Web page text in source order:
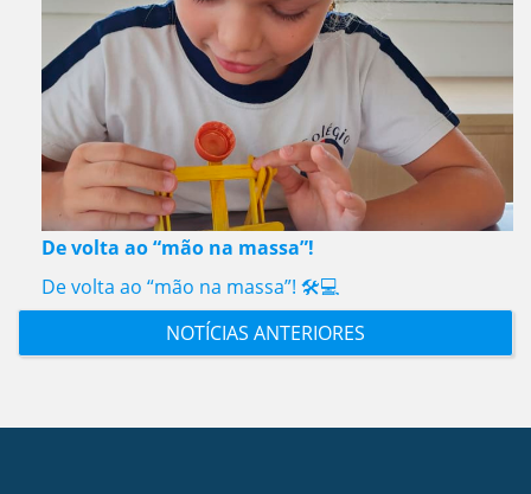
De volta ao “mão na massa”!
De volta ao “mão na massa”! 🛠️💻
NOTÍCIAS ANTERIORES